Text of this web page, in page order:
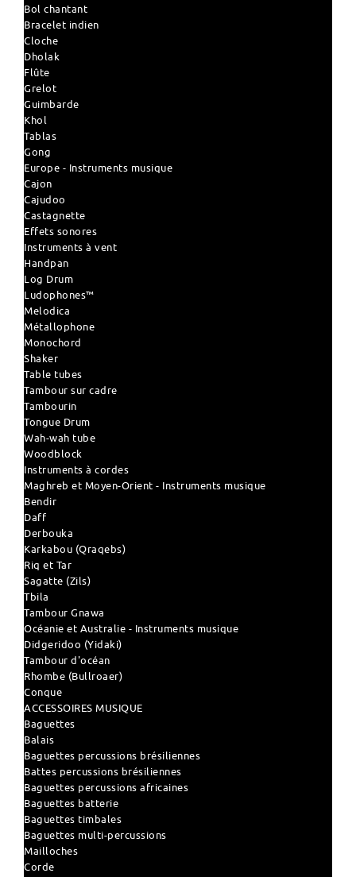
Bol chantant
Bracelet indien
Cloche
Dholak
Flûte
Grelot
Guimbarde
Khol
Tablas
Gong
Europe - Instruments musique
Cajon
Cajudoo
Castagnette
Effets sonores
Instruments à vent
Handpan
Log Drum
Ludophones™
Melodica
Métallophone
Monochord
Shaker
Table tubes
Tambour sur cadre
Tambourin
Tongue Drum
Wah-wah tube
Woodblock
Instruments à cordes
Maghreb et Moyen-Orient - Instruments musique
Bendir
Daff
Derbouka
Karkabou (Qraqebs)
Riq et Tar
Sagatte (Zils)
Tbila
Tambour Gnawa
Océanie et Australie - Instruments musique
Didgeridoo (Yidaki)
Tambour d'océan
Rhombe (Bullroaer)
Conque
ACCESSOIRES MUSIQUE
Baguettes
Balais
Baguettes percussions brésiliennes
Battes percussions brésiliennes
Baguettes percussions africaines
Baguettes batterie
Baguettes timbales
Baguettes multi-percussions
Mailloches
Corde